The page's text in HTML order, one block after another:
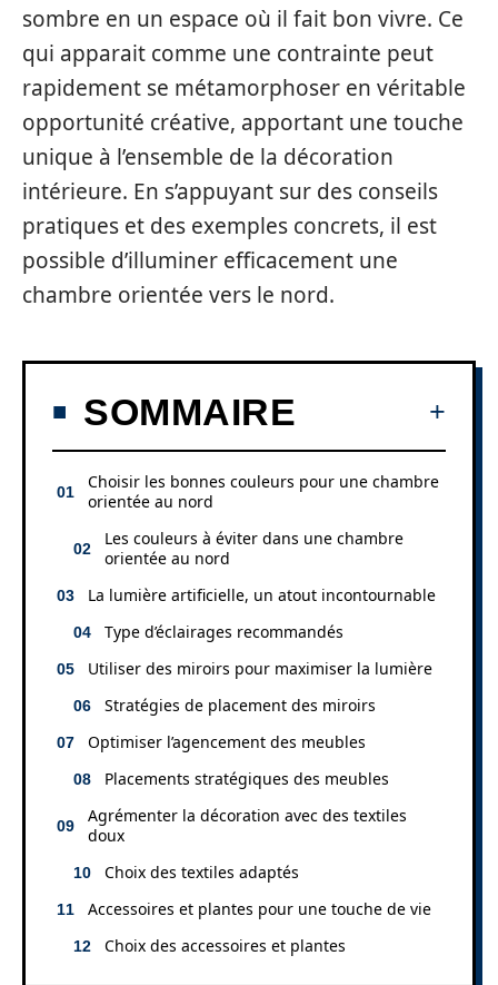
sombre en un espace où il fait bon vivre. Ce
qui apparait comme une contrainte peut
rapidement se métamorphoser en véritable
opportunité créative, apportant une touche
unique à l’ensemble de la décoration
intérieure. En s’appuyant sur des conseils
pratiques et des exemples concrets, il est
possible d’illuminer efficacement une
chambre orientée vers le nord.
SOMMAIRE
Choisir les bonnes couleurs pour une chambre
orientée au nord
Les couleurs à éviter dans une chambre
orientée au nord
La lumière artificielle, un atout incontournable
Type d’éclairages recommandés
Utiliser des miroirs pour maximiser la lumière
Stratégies de placement des miroirs
Optimiser l’agencement des meubles
Placements stratégiques des meubles
Agrémenter la décoration avec des textiles
doux
Choix des textiles adaptés
Accessoires et plantes pour une touche de vie
Choix des accessoires et plantes